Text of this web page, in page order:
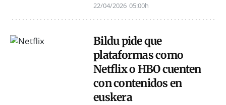
22/04/2026 05:00h
Bildu pide que
plataformas como
Netflix o HBO cuenten
con contenidos en
euskera